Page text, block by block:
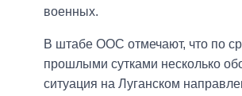
военных.
В штабе ООС отмечают, что по
прошлыми сутками несколько
ситуация на Луганском